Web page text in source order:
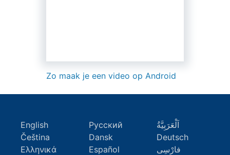
Zo maak je een video op Android
English Русский
اَلْعَرَبِيَّةُ
Čeština
Dansk
Deutsch
Ελληνικά
Español
فارْسِى